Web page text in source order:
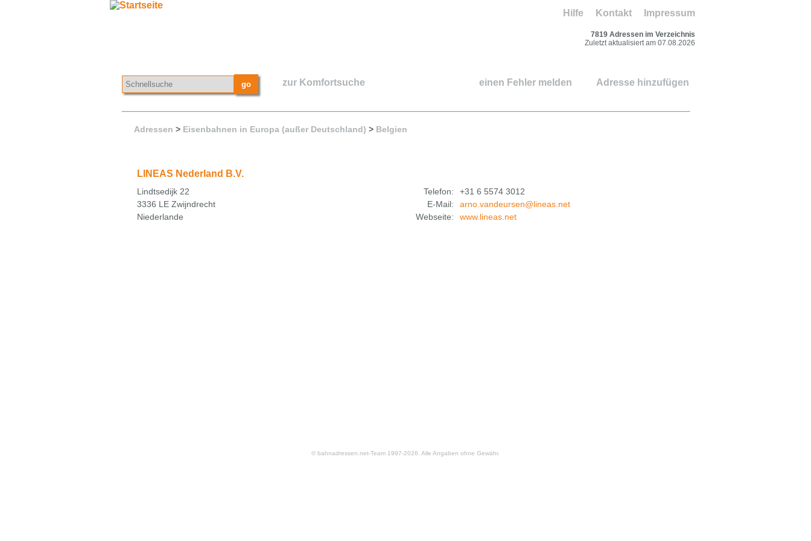
Impressum
Kontakt
Hilfe
7819 Adressen im Verzeichnis
Zuletzt aktualisiert am 07.08.2026
einen Fehler melden Adresse hinzufügen
zur Komfortsuche
Adressen > Eisenbahnen in Europa (außer Deutschland) > Belgien
LINEAS Nederland B.V.
Lindtsedijk 22
3336 LE Zwijndrecht
Niederlande
Telefon:
E-Mail:
Webseite:
+31 6 5574 3012
arno.vandeursen@lineas.net
www.lineas.net
© bahnadressen.net-Team 1997-2026. Alle Angaben ohne Gewähr.